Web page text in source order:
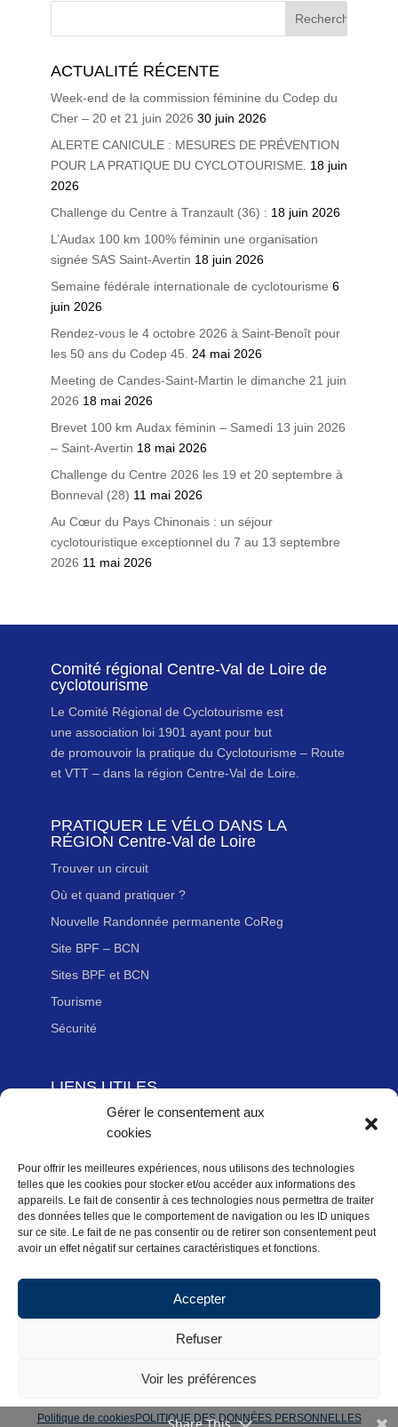
Gérer le consentement aux
cookies
Pour offrir les meilleures expériences, nous utilisons des technologies
telles que les cookies pour stocker et/ou accéder aux informations des
appareils. Le fait de consentir à ces technologies nous permettra de traiter
des données telles que le comportement de navigation ou les ID uniques
sur ce site. Le fait de ne pas consentir ou de retirer son consentement peut
avoir un effet négatif sur certaines caractéristiques et fonctions.
Accepter
Refuser
Voir les préférences
Politique de cookiesPOLITIQUE DES DONNÉES PERSONNELLES
ACTUALITÉ RÉCENTE
Week-end de la commission féminine du Codep du
Cher – 20 et 21 juin 2026 30 juin 2026
ALERTE CANICULE : MESURES DE PRÉVENTION
POUR LA PRATIQUE DU CYCLOTOURISME. 18 juin
2026
Challenge du Centre à Tranzault (36) : 18 juin 2026
L’Audax 100 km 100% féminin une organisation
signée SAS Saint-Avertin 18 juin 2026
Semaine fédérale internationale de cyclotourisme 6
juin 2026
Rendez-vous le 4 octobre 2026 à Saint-Benoît pour
les 50 ans du Codep 45. 24 mai 2026
Meeting de Candes-Saint-Martin le dimanche 21 juin
2026 18 mai 2026
Brevet 100 km Audax féminin – Samedi 13 juin 2026
– Saint-Avertin 18 mai 2026
Challenge du Centre 2026 les 19 et 20 septembre à
Bonneval (28) 11 mai 2026
Au Cœur du Pays Chinonais : un séjour
cyclotouristique exceptionnel du 7 au 13 septembre
2026 11 mai 2026
Comité régional Centre-Val de Loire de
cyclotourisme
Le Comité Régional de Cyclotourisme est
une association loi 1901 ayant pour but
de promouvoir la pratique du Cyclotourisme – Route
et VTT – dans la région Centre-Val de Loire.
PRATIQUER LE VÉLO DANS LA
RÉGION Centre-Val de Loire
Trouver un circuit
Où et quand pratiquer ?
Nouvelle Randonnée permanente CoReg
Site BPF – BCN
Sites BPF et BCN
Tourisme
Sécurité
LIENS UTILES
Adhérer à la Fédération Française de cyclotourisme
Newsletter
Mentions légales
Politique des données personnelles
Politique de cookies (UE)
Calendrier
Copyright FFVélo 2018